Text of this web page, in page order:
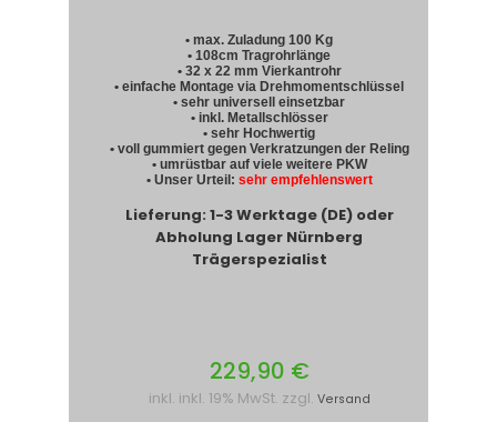
• max. Zuladung 100 Kg
• 108cm Tragrohrlänge
• 32 x 22 mm Vierkantrohr
• einfache Montage via Drehmomentschlüssel
• sehr universell einsetzbar
• inkl. Metallschlösser
• sehr Hochwertig
• voll gummiert gegen Verkratzungen der Reling
• umrüstbar auf viele weitere PKW
• Unser Urteil: sehr empfehlenswert
Lieferung: 1-3 Werktage (DE) oder
Abholung Lager Nürnberg
Trägerspezialist
229,90 €
inkl. inkl. 19% MwSt. zzgl. Versand